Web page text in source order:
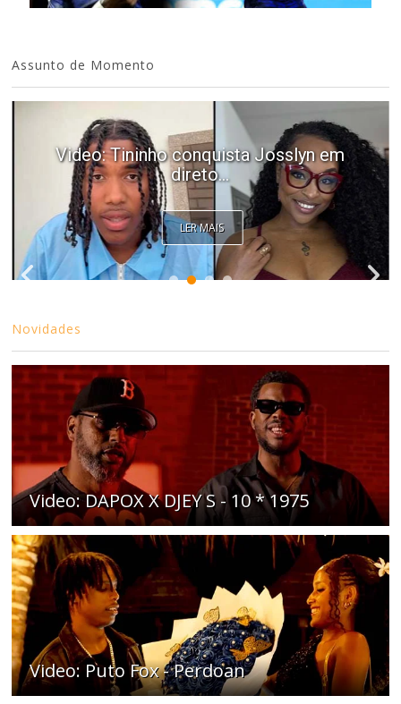
Assunto de Momento
Video: Tininho conquista Josslyn em
direto...
LER MAIS
Novidades
Video: DAPOX X DJEY S - 10 * 1975
Video: Puto Fox - Perdoan